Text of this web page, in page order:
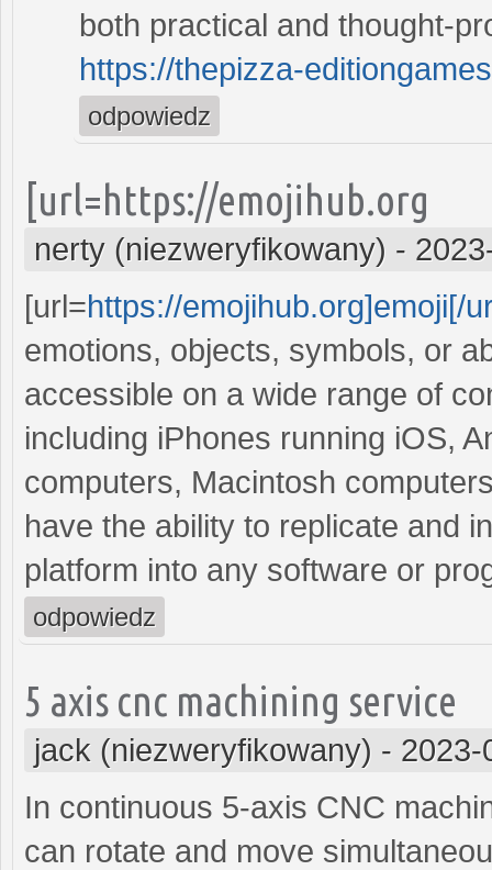
both practical and thought-
https://thepizza-
odpowiedz
[url=https://emojihub.org
nerty (niezweryfikowany) -
[url=https://emojihub.org]emoji[/
emotions, objects, symbols, or
accessible on a wide range of
including iPhones running iOS,
computers, Macintosh
have the ability to replicate and
platform into any software or
odpowiedz
5 axis cnc machining service
jack (niezweryfikowany) - 2023-
In continuous 5-axis CNC
can rotate and move